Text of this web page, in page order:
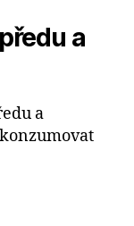
a
a